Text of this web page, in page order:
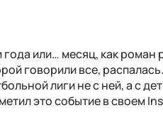
или… месяц, как
говорили все,
лиги не с ней, а с
это событие в своем